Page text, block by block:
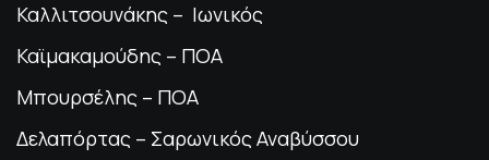
Καλλιτσουνάκης – Ιωνικός
Καϊμακαμούδης – ΠΟΑ
Μπουρσέλης – ΠΟΑ
Δελαπόρτας – Σαρωνικός Αναβύσσου